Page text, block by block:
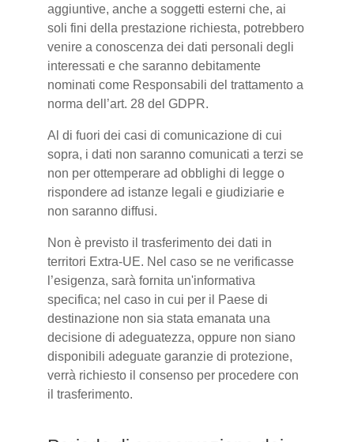
aggiuntive, anche a soggetti esterni che, ai
soli fini della prestazione richiesta, potrebbero
venire a conoscenza dei dati personali degli
interessati e che saranno debitamente
nominati come Responsabili del trattamento a
norma dell’art. 28 del GDPR.
Al di fuori dei casi di comunicazione di cui
sopra, i dati non saranno comunicati a terzi se
non per ottemperare ad obblighi di legge o
rispondere ad istanze legali e giudiziarie e
non saranno diffusi.
Non è previsto il trasferimento dei dati in
territori Extra-UE. Nel caso se ne verificasse
l’esigenza, sarà fornita un'informativa
specifica; nel caso in cui per il Paese di
destinazione non sia stata emanata una
decisione di adeguatezza, oppure non siano
disponibili adeguate garanzie di protezione,
verrà richiesto il consenso per procedere con
il trasferimento.